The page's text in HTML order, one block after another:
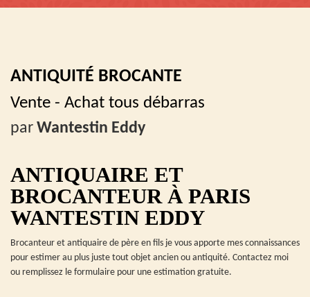
ANTIQUITÉ BROCANTE
Vente - Achat tous débarras
par Wantestin Eddy
ANTIQUAIRE ET
BROCANTEUR À PARIS
WANTESTIN EDDY
Brocanteur et antiquaire de père en fils je vous apporte mes connaissances
pour estimer au plus juste tout objet ancien ou antiquité. Contactez moi
ou remplissez le formulaire pour une estimation gratuite.